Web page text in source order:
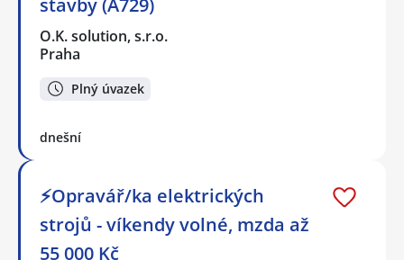
O.K. solution, s.r.o.
Praha
Plný úvazek
dnešní
⚡Opravář/ka elektrických
strojů - víkendy volné, mzda až
55 000 Kč